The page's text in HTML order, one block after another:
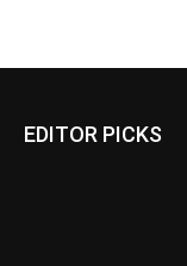
EDITOR PICKS